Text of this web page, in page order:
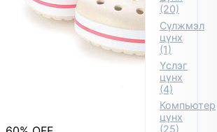
(20)
Сүлжмэл
цүнх
(1)
Үслэг
цүнх
(4)
Компьютер
цүнх
(25)